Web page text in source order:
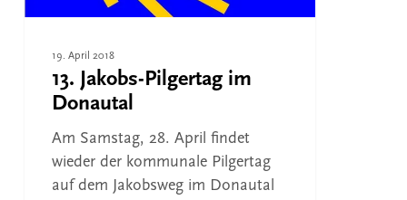
19. April 2018
13. Jakobs-Pilgertag im
Donautal
Am Samstag, 28. April findet
wieder der kommunale Pilgertag
auf dem Jakobsweg im Donautal